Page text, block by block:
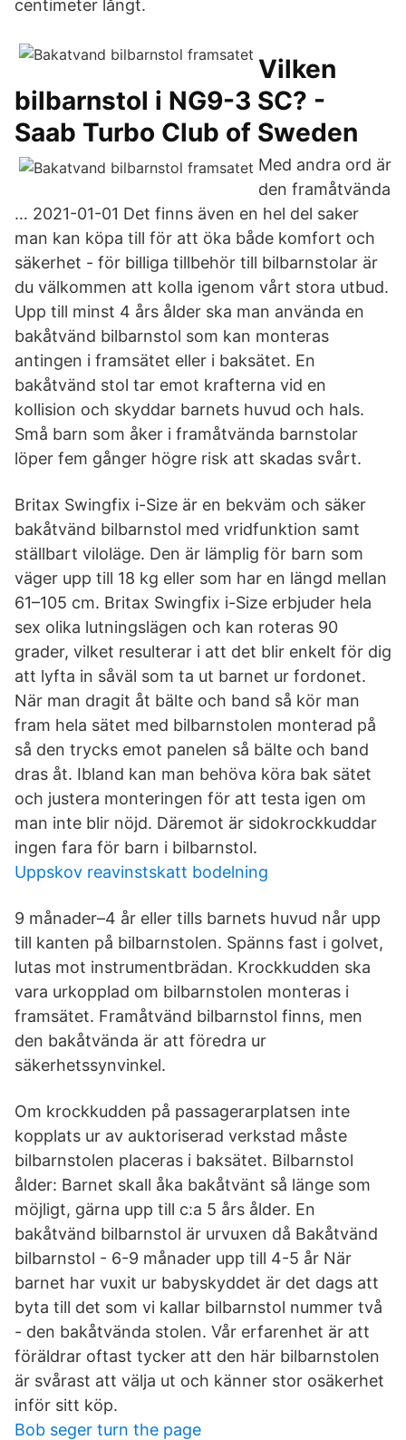
centimeter långt.
Vilken
bilbarnstol i NG9-3 SC? -
Saab Turbo Club of Sweden
Med andra ord är
den framåtvända
… 2021-01-01 Det finns även en hel del saker
man kan köpa till för att öka både komfort och
säkerhet - för billiga tillbehör till bilbarnstolar är
du välkommen att kolla igenom vårt stora utbud.
Upp till minst 4 års ålder ska man använda en
bakåtvänd bilbarnstol som kan monteras
antingen i framsätet eller i baksätet. En
bakåtvänd stol tar emot krafterna vid en
kollision och skyddar barnets huvud och hals.
Små barn som åker i framåtvända barnstolar
löper fem gånger högre risk att skadas svårt.
Britax Swingfix i-Size är en bekväm och säker
bakåtvänd bilbarnstol med vridfunktion samt
ställbart viloläge. Den är lämplig för barn som
väger upp till 18 kg eller som har en längd mellan
61–105 cm. Britax Swingfix i-Size erbjuder hela
sex olika lutningslägen och kan roteras 90
grader, vilket resulterar i att det blir enkelt för dig
att lyfta in såväl som ta ut barnet ur fordonet.
När man dragit åt bälte och band så kör man
fram hela sätet med bilbarnstolen monterad på
så den trycks emot panelen så bälte och band
dras åt. Ibland kan man behöva köra bak sätet
och justera monteringen för att testa igen om
man inte blir nöjd. Däremot är sidokrockkuddar
ingen fara för barn i bilbarnstol.
Uppskov reavinstskatt bodelning
9 månader–4 år eller tills barnets huvud når upp
till kanten på bilbarnstolen. Spänns fast i golvet,
lutas mot instrumentbrädan. Krockkudden ska
vara urkopplad om bilbarnstolen monteras i
framsätet. Framåtvänd bilbarnstol finns, men
den bakåtvända är att föredra ur
säkerhetssynvinkel.
Om krockkudden på passagerarplatsen inte
kopplats ur av auktoriserad verkstad måste
bilbarnstolen placeras i baksätet. Bilbarnstol
ålder: Barnet skall åka bakåtvänt så länge som
möjligt, gärna upp till c:a 5 års ålder. En
bakåtvänd bilbarnstol är urvuxen då Bakåtvänd
bilbarnstol - 6-9 månader upp till 4-5 år När
barnet har vuxit ur babyskyddet är det dags att
byta till det som vi kallar bilbarnstol nummer två
- den bakåtvända stolen. Vår erfarenhet är att
föräldrar oftast tycker att den här bilbarnstolen
är svårast att välja ut och känner stor osäkerhet
inför sitt köp.
Bob seger turn the page